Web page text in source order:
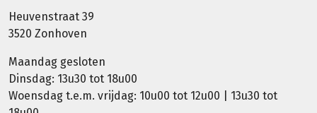
Heuvenstraat 39
3520 Zonhoven
Maandag gesloten
Dinsdag: 13u30 tot 18u00
Woensdag t.e.m. vrijdag: 10u00 tot 12u00 | 13u30 tot